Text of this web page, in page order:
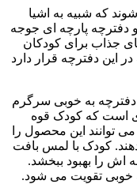
که شبیه به اشیا
دفترچه پارچه ای جوجه
جذاب برای کودکان
این دفترچه قرار دارد
دفترچه به خوبی سرگرم
است که کودک قوه
توانند این محصول را
دهند. کودک با لمس بافت
اش را بهبود ببخشد.
خوبی تقویت می شود.